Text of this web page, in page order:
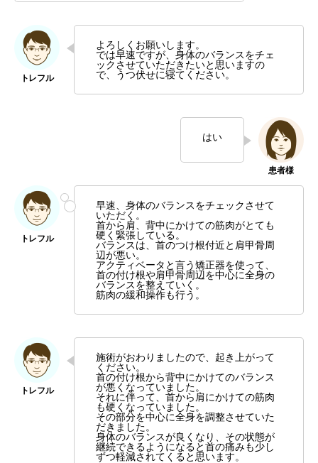
よろしくお願いします。
では早速ですが、身体のバランスをチェ
ックさせていただきたいと思いますの
で、うつ伏せに寝てください。
はい
早速、身体のバランスをチェックさせて
いただく。
首から肩、背中にかけての筋肉がとても
硬く緊張している。
バランスは、首のつけ根付近と肩甲骨周
辺が悪い。
アクティベータと言う矯正器を使って、
首の付け根や肩甲骨周辺を中心に全身の
バランスを整えていく。
筋肉の緩和操作も行う。
施術がおわりましたので、起き上がって
ください。
首の付け根から背中にかけてのバランス
が悪くなっていました。
それに伴って、首から肩にかけての筋肉
も硬くなっていました。
その部分を中心に全身を調整させていた
だきました。
身体のバランスが良くなり、その状態が
継続できるようになると首の痛みも少し
ずつ軽減されてくると思います。